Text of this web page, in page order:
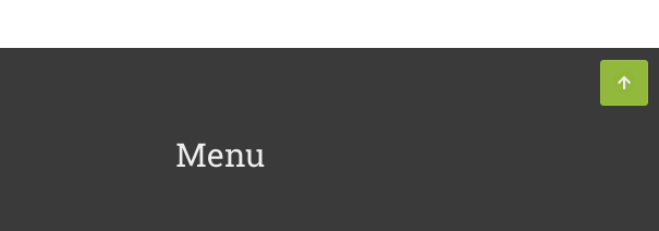
Menu